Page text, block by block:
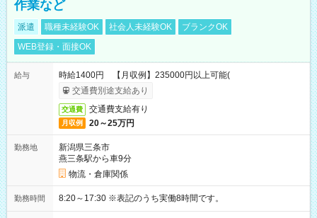
作業など
派遣 職種未経験OK 社会人未経験OK
ブランクOK
WEB登録・面接OK
給与
時給1400円 【月収例】235000円以上可能(
交通費別途支給あり
交通費 交通費支給有り
月収例 20～25万円
勤務地
新潟県三条市
燕三条駅から車9分
物流・倉庫関係
勤務時間 8:20～17:30 ※表記のうち実働8時間です。